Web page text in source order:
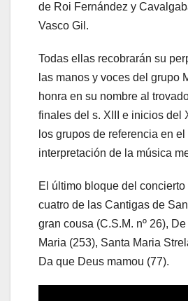
de Roi Fernández y
Vasco Gil.
Todas ellas recobrarán su
las manos y voces del grupo
honra en su nombre al
finales del s. XIII e inicios del
los grupos de referencia en
interpretación de la música
El último bloque del
cuatro de las Cantigas de
gran cousa (C.S.M. nº 26), De
Maria (253), Santa Maria
Da que Deus mamou (77).